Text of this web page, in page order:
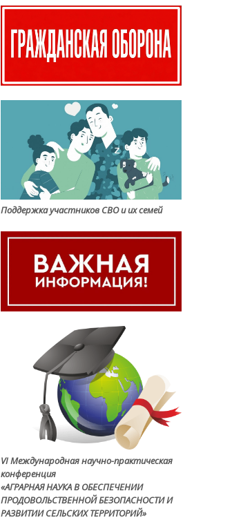
Поддержка участников СВО и их семей
VI Международная научно-практическая
конференция
«АГРАРНАЯ НАУКА В ОБЕСПЕЧЕНИИ
ПРОДОВОЛЬСТВЕННОЙ БЕЗОПАСНОСТИ И
РАЗВИТИИ СЕЛЬСКИХ ТЕРРИТОРИЙ»